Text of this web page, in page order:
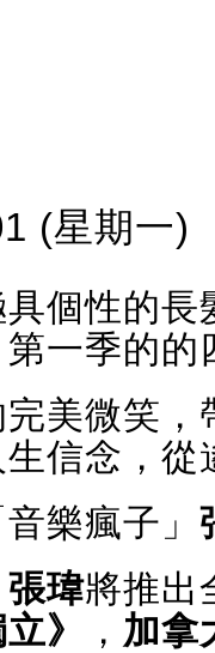
(星期一)
個性的
第一季的的
美微笑
信念，
樂瘋子」
張瑋將推出
》 ， 加拿